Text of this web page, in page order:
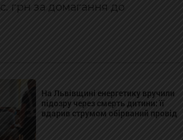
грн за домагання до
На Львівщині енергетику вручили
підозру через смерть дитини: її
вдарив струмом обірваний провід